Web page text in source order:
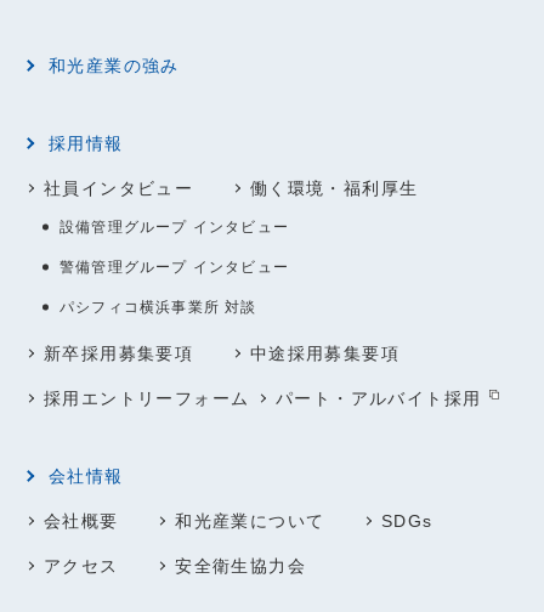
和光産業の強み
採用情報
社員インタビュー 働く環境・福利厚生
設備管理グループ インタビュー
警備管理グループ インタビュー
パシフィコ横浜事業所 対談
新卒採用募集要項 中途採用募集要項
採用エントリーフォーム パート・アルバイト採用
会社情報
会社概要 和光産業について SDGs
アクセス 安全衛生協力会